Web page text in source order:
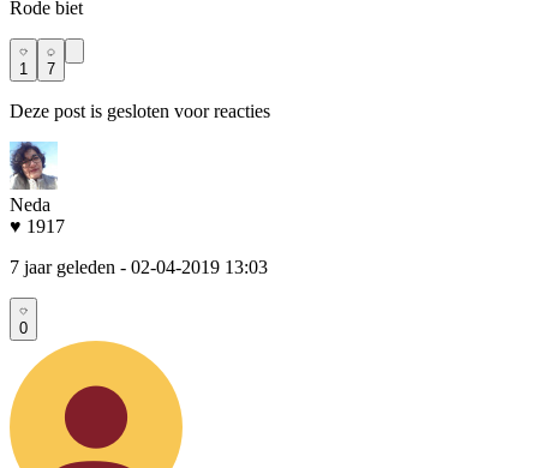
Rode biet
1 7
Deze post is gesloten voor reacties
Neda
♥ 1917
7 jaar geleden - 02-04-2019 13:03
0